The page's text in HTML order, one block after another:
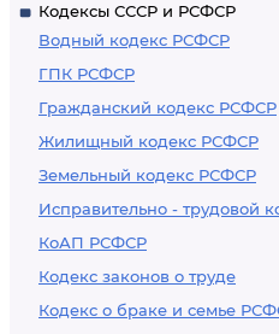
Кодексы СССР и РСФСР
Водный кодекс РСФСР
ГПК РСФСР
Гражданский кодекс РСФСР
Жилищный кодекс РСФСР
Земельный кодекс РСФСР
Исправительно - трудовой
КоАП РСФСР
Кодекс законов о труде
Кодекс о браке и семье